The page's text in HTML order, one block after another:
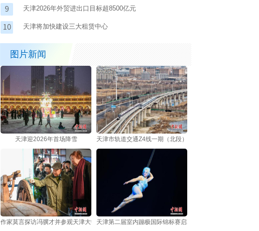
天津2026年外贸进出口目标超8500亿元
天津将加快建设三大租赁中心
图片新闻
天津迎2026年首场降雪 天津市轨道交通Z4线一期（北段）开通运营
作家莫言探访冯骥才并参观天津大学冯骥才博物馆天津第二届室内蹦极国际锦标赛启幕 中外选手跃动海河之畔